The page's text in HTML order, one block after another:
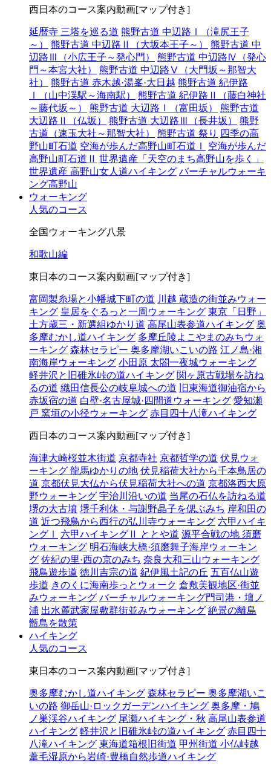
西日本のコース案内動画[マップ付き]
延暦寺 三塔を巡る道 熊野古道 中辺路Ⅰ（滝尻王子
～）
熊野古道 中辺路Ⅱ（大坂本王子～）
熊野古道 中
辺路Ⅲ（小広王子～発心門）
熊野古道 中辺路Ⅳ（発心
門～本宮大社）
熊野古道 中辺路Ⅴ（大門坂～那智大
社）
熊野古道 赤木越·湯峯·大日越 熊野古道 紀伊路
Ⅰ（山中渓駅～海南駅）
熊野古道 紀伊路Ⅱ（藤白神社
～藤代坂～）
熊野古道 大辺路Ⅰ（富田坂）
熊野古道
大辺路Ⅱ（仏坂）
熊野古道 大辺路Ⅲ（長井坂）
熊野
古道（速玉大社～那智大社）
熊野古道 祭り
四季の高
野山町石道 空海が歩んだ高野山町石道Ⅰ
空海が歩んだ
高野山町石道Ⅱ 世界遺産「天空のまち高野山を歩く」
世界遺産 高野山女人道ハイキング バーチャルウォーキ
ング高野山
ウォーキング
人気のコース
全国ウォーキング八景
和歌山編
東日本のコース案内動画[マップ付き]
富岡製糸場と小幡城下町の道 川越 蔵造の街並みウォー
キング 皇居をぐるっと一周ウォーキング 東京「日野」
土方歳三・新選組ゆかり道 高尾山表参道ハイキング 奥
多摩むかし道ハイキング 多摩丘陵よこやまのみちウォ
ーキング 森林セラピー 奥多摩湖いこいの路 江ノ島·湘
南海岸ウォーキング 小田原 太閤一夜城ウォーキング
軽井沢と旧碓氷峠の道ハイキング 関ヶ原古戦場を訪ね
るの道 織田信長公の岐阜城への道
旧東海道御油宿から
赤坂宿の道 白壁·名古屋城·四間道ウォーキング 愛知瀬
戸 窯垣の小径ウォーキング 赤目四十八滝ハイキング
西日本のコース案内動画[マップ付き]
海津大崎桜並木街道 京都寺社 京都哲学の道 伏見ウォ
ーキング 龍馬ゆかりの地 伏見稲荷大社から千本鳥居の
道 京都伏見大仏から伏見稲荷大社への道 京都洛西大原
野ウォーキング 宇治川沿いの道 当尾の石仏を訪ねる道
堺の大古墳 堺千利休・与謝野晶子を偲ぶみち 岸和田の
道 近つ飛鳥から西行の弘川寺ウォーキング 六甲ハイキ
ングⅠ
六甲ハイキングⅡ ととや道 源平合戦の地 須磨
ウォーキング 明石海峡大橋·須磨舞子海岸ウォーキン
グ 佐紀の里·西の京のみち 奈良大和三山ウォーキング
飛鳥遊歩道 徳川吉宗の道 紀伊風土記の丘 五百仏山遊
歩道 きのくに海南歩っとウォーク 倉敷美観地区·街並
みウォーキング バーチャルウォーキング門司港・壇ノ
浦 出水麓武家屋敷群街並みウォーキング 絶景の離島
甑島を散策
ハイキング
人気のコース
東日本のコース案内動画[マップ付き]
奥多摩むかし道ハイキング 森林セラピー 奥多摩湖いこ
いの路 御岳山·ロックガーデンハイキング 奥多摩・鳩
ノ巣渓谷ハイキング 尾瀬ハイキング・秋 高尾山表参道
ハイキング 軽井沢と旧碓氷峠の道ハイキング 赤目四十
八滝ハイキング 東海道箱根旧街道 甲州街道 小仏峠越
葦毛湿原から岩崎·豊橋自然歩道ハイキング